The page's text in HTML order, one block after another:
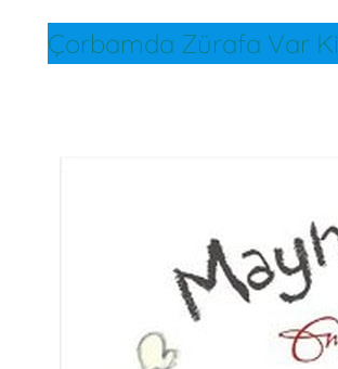
Çorbamda Zürafa Var